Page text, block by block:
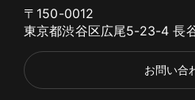
〒150-0012
東京都渋谷区広尾5-23-4 長
お問い合